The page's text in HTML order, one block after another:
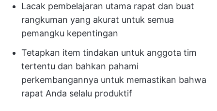
Lacak pembelajaran utama rapat dan buat
rangkuman yang akurat untuk semua
pemangku kepentingan
Tetapkan item tindakan untuk anggota tim
tertentu dan bahkan pahami
perkembangannya untuk memastikan bahwa
rapat Anda selalu produktif